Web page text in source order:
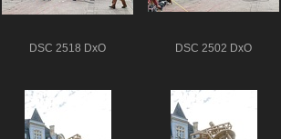
DSC 2518 DxO DSC 2502 DxO